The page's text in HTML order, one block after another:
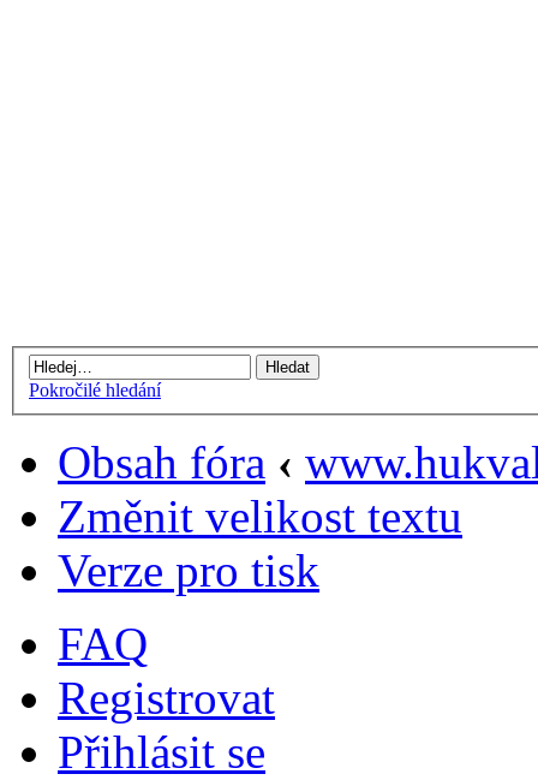
Pokročilé hledání
Obsah fóra ‹
Změnit velikost textu
Verze pro tisk
FAQ
Registrovat
Přihlásit se